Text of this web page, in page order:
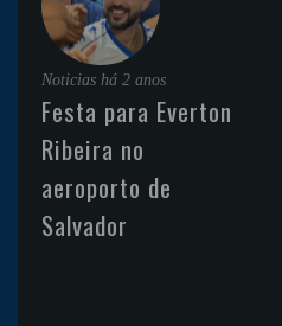
Noticias há 2 anos
Festa para Everton
Ribeira no
aeroporto de
Salvador